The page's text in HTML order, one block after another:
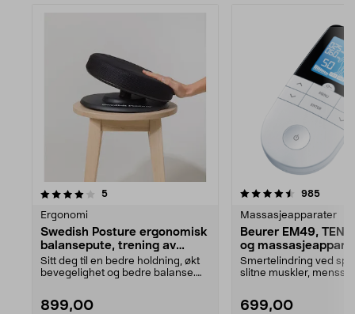
5anmeldelser
Ergonomi
Swedish Posture ergonomisk
balansepute, trening av
kjernemuskulatur
Sitt deg til en bedre holdning, økt
bevegelighet og bedre balanse.
899,00
4.5av 5 stjerner 985
Massasjeapparater
Beurer EM49,
og
Smertelindring ved
slitne muskler,
699,00
3.5av 5 stjerner